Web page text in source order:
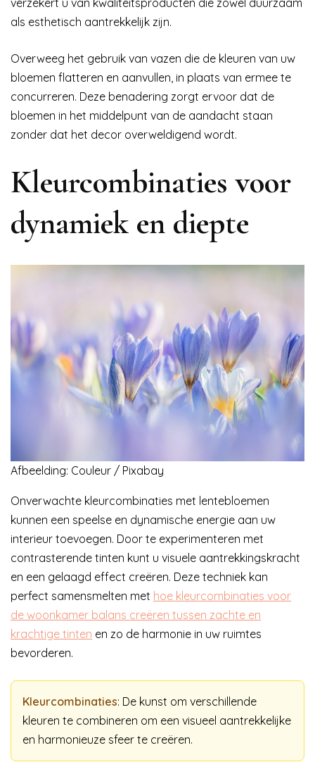
verzekert u van kwaliteitsproducten die zowel duurzaam
als esthetisch aantrekkelijk zijn.
Overweeg het gebruik van vazen die de kleuren van uw
bloemen flatteren en aanvullen, in plaats van ermee te
concurreren. Deze benadering zorgt ervoor dat de
bloemen in het middelpunt van de aandacht staan
zonder dat het decor overweldigend wordt.
Kleurcombinaties voor
dynamiek en diepte
Afbeelding: Couleur / Pixabay
Onverwachte kleurcombinaties met lentebloemen
kunnen een speelse en dynamische energie aan uw
interieur toevoegen. Door te experimenteren met
contrasterende tinten kunt u visuele aantrekkingskracht
en een gelaagd effect creëren. Deze techniek kan
perfect samensmelten met hoe kleurcombinaties voor
de woonkamer balans creëren tussen zachte en
krachtige tinten en zo de harmonie in uw ruimtes
bevorderen.
Kleurcombinaties: De kunst om verschillende
kleuren te combineren om een visueel aantrekkelijke
en harmonieuze sfeer te creëren.